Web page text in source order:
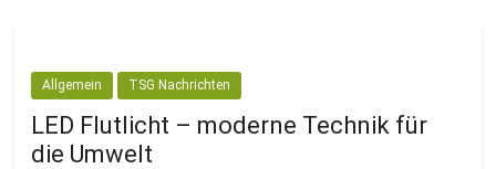
Allgemein TSG Nachrichten
LED Flutlicht – moderne Technik für
die Umwelt